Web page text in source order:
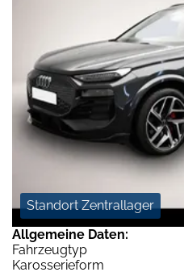
Standort Zentrallager
Allgemeine Daten:
Fahrzeugtyp
Karosserieform